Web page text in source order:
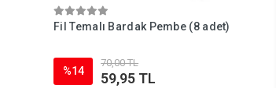
Fil Temalı Bardak Pembe (8 adet)
%14
70,00 TL
59,95 TL